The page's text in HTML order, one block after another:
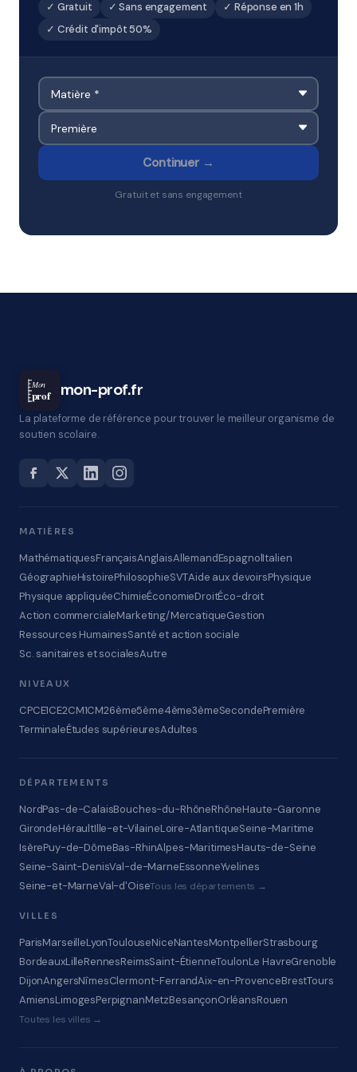
✓ Gratuit ✓ Sans engagement
✓ Réponse en 1h
✓ Crédit d'impôt 50%
Continuer →
Gratuit et sans engagement
Mon
prof mon-prof.fr
La plateforme de référence pour trouver le meilleur organisme de
soutien scolaire.
MATIÈRES
MathématiquesFrançaisAnglaisAllemandEspagnolItalien
GéographieHistoirePhilosophieSVTAide aux devoirsPhysique
Physique appliquéeChimieÉconomieDroitÉco-droit
Action commercialeMarketing/MercatiqueGestion
Ressources HumainesSanté et action sociale
Sc. sanitaires et socialesAutre
NIVEAUX
CPCE1CE2CM1CM26ème5ème4ème3èmeSecondePremière
TerminaleÉtudes supérieuresAdultes
DÉPARTEMENTS
NordPas-de-CalaisBouches-du-RhôneRhôneHaute-Garonne
GirondeHéraultIlle-et-VilaineLoire-AtlantiqueSeine-Maritime
IsèrePuy-de-DômeBas-RhinAlpes-MaritimesHauts-de-Seine
Seine-Saint-DenisVal-de-MarneEssonneYvelines
Seine-et-MarneVal-d'OiseTous les départements →
VILLES
ParisMarseilleLyonToulouseNiceNantesMontpellierStrasbourg
BordeauxLilleRennesReimsSaint-ÉtienneToulonLe HavreGrenoble
DijonAngersNîmesClermont-FerrandAix-en-ProvenceBrestTours
AmiensLimogesPerpignanMetzBesançonOrléansRouen
Toutes les villes →